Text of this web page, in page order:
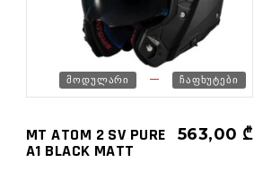
ᲛᲝᲓᲣᲚᲐᲠᲘ ᲩᲐᲤᲮᲣᲢᲔᲑᲘ
MT ATOM 2 SV PURE
A1 BLACK MATT
563,00 ₾